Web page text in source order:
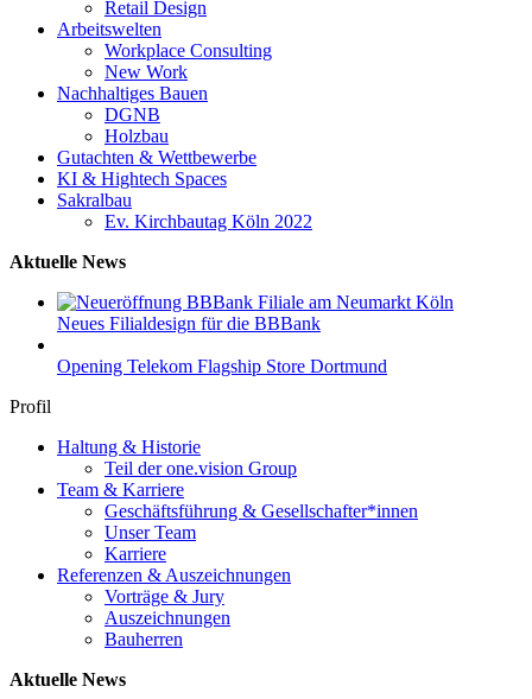
Retail Design
Arbeitswelten
Workplace Consulting
New Work
Nachhaltiges Bauen
DGNB
Holzbau
Gutachten & Wettbewerbe
KI & Hightech Spaces
Sakralbau
Ev. Kirchbautag Köln 2022
Aktuelle News
Neues Filialdesign für die BBBank
Opening Telekom Flagship Store Dortmund
Profil
Haltung & Historie
Teil der one.vision Group
Team & Karriere
Geschäftsführung & Gesellschafter*innen
Unser Team
Karriere
Referenzen & Auszeichnungen
Vorträge & Jury
Auszeichnungen
Bauherren
Aktuelle News